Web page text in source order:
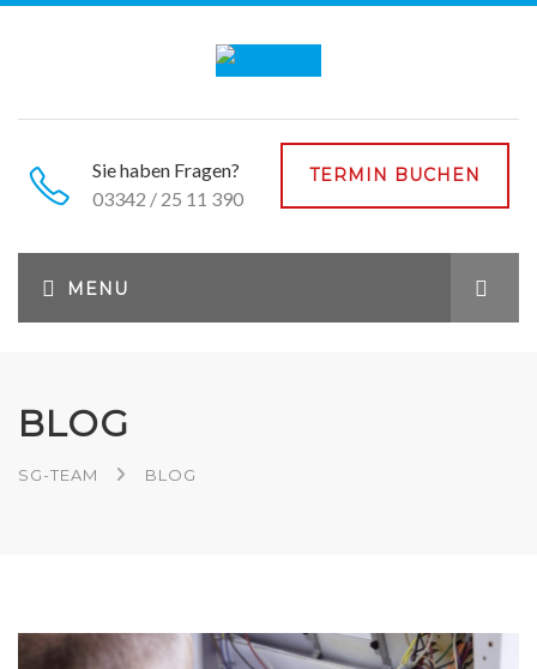
Sie haben Fragen?
03342 / 25 11 390
TERMIN BUCHEN
BLOG
SG-TEAM BLOG